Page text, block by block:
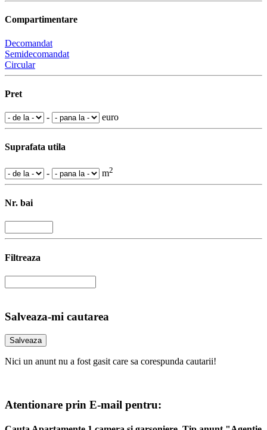
Compartimentare
Decomandat
Semidecomandat
Circular
Pret
- euro
Suprafata utila
- m2
Nr. bai
Filtreaza
Salveaza-mi cautarea
Nici un anunt nu a fost gasit care sa corespunda cautarii!
Atentionare prin E-mail pentru: